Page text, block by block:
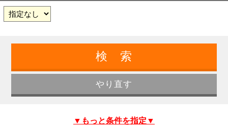
▼もっと条件を指定▼